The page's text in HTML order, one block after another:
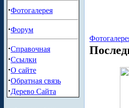
·Фотогалерея
·Форум
·Справочная
·Ссылки
·О сайте
·Обратная связь
·Дерево Сайта